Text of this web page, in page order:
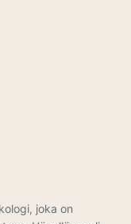
joka on